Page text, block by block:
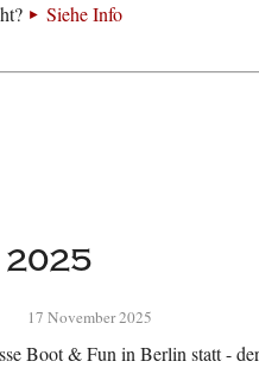
Siehe Info
17 November 2025
Boot & Fun in Berlin statt -